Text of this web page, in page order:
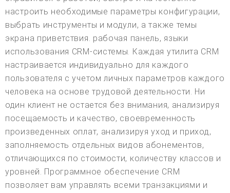
настроить необходимые параметры конфигурации,
выбрать инструменты и модули, а также темы
экрана приветствия. рабочая панель, языки
использования CRM-системы. Каждая утилита CRM
настраивается индивидуально для каждого
пользователя с учетом личных параметров каждого
человека на основе трудовой деятельности. Ни
один клиент не остается без внимания, анализируя
посещаемость и качество, своевременность
произведенных оплат, анализируя уход и приход,
заполняемость отдельных видов абонементов,
отличающихся по стоимости, количеству классов и
уровней. Программное обеспечение CRM
позволяет вам управлять всеми транзакциями и